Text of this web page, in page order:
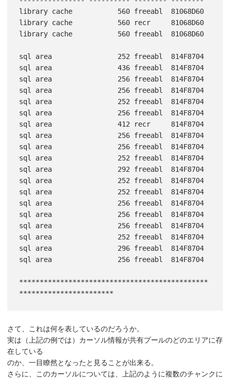
library cache           560 freeabl  81068D60
library cache           560 recr     81068D60
library cache           560 freeabl  81068D60
sql area                252 freeabl  814F8704
sql area                436 freeabl  814F8704
sql area                256 freeabl  814F8704
sql area                256 freeabl  814F8704
sql area                252 freeabl  814F8704
sql area                256 freeabl  814F8704
sql area                412 recr     814F8704
sql area                256 freeabl  814F8704
sql area                256 freeabl  814F8704
sql area                252 freeabl  814F8704
sql area                292 freeabl  814F8704
sql area                252 freeabl  814F8704
sql area                252 freeabl  814F8704
sql area                256 freeabl  814F8704
sql area                256 freeabl  814F8704
sql area                256 freeabl  814F8704
sql area                252 freeabl  814F8704
sql area                296 freeabl  814F8704
sql area                256 freeabl  814F8704
**********************************************
さて、これは何を表しているのだろうか。
実は（上記の例では）カーソル情報が共有プールのどのエリアに存
在している
のか、一目瞭然となったと見ることが出来る。
さらに、このカーソルについては、上記のように複数のチャンクに